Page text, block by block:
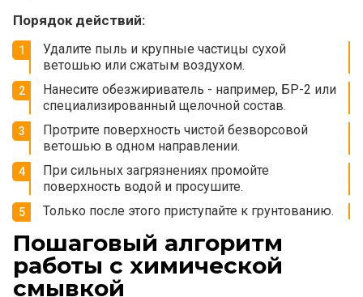
Порядок действий:
Удалите пыль и крупные частицы сухой
ветошью или сжатым воздухом.
Нанесите обезжириватель - например, БР-2 или
специализированный щелочной состав.
Протрите поверхность чистой безворсовой
ветошью в одном направлении.
При сильных загрязнениях промойте
поверхность водой и просушите.
Только после этого приступайте к грунтованию.
Пошаговый алгоритм
работы с химической
смывкой